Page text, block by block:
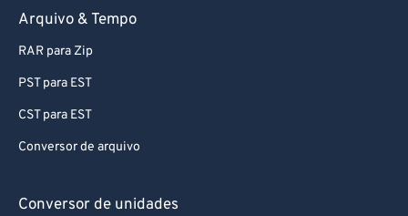
Arquivo & Tempo
RAR para Zip
PST para EST
CST para EST
Conversor de arquivo
Conversor de unidades